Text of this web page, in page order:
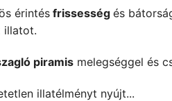
érintés frissesség és
illatot.
piramis melegséggel és
illatélményt nyújt...